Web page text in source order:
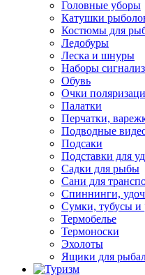
Головные уборы
Катушки
Костюмы для
Ледобуры
Леска и шнуры
Наборы
Обувь
Очки
Палатки
Перчатки,
Подводные
Подсаки
Подставки для
Садки для рыбы
Сани для
Спиннинги,
Сумки, тубусы и
Термобелье
Термоноски
Эхолоты
Ящики для